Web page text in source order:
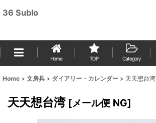
36 Sublo
Home TOP Category
Home > 文房具 > ダイアリー・カレンダー > 天天想台湾
天天想台湾 [メール便 NG]